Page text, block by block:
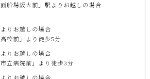
船場阪大前」駅よりお越しの場合
りお越しの場合
校前」より徒歩5分
りお越しの場合
立病院前」より徒歩3分